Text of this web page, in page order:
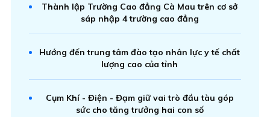
Thành lập Trường Cao đẳng Cà Mau trên cơ sở
sáp nhập 4 trường cao đẳng
Hướng đến trung tâm đào tạo nhân lực y tế chất
lượng cao của tỉnh
Cụm Khí - Điện - Đạm giữ vai trò đầu tàu góp
sức cho tăng trưởng hai con số